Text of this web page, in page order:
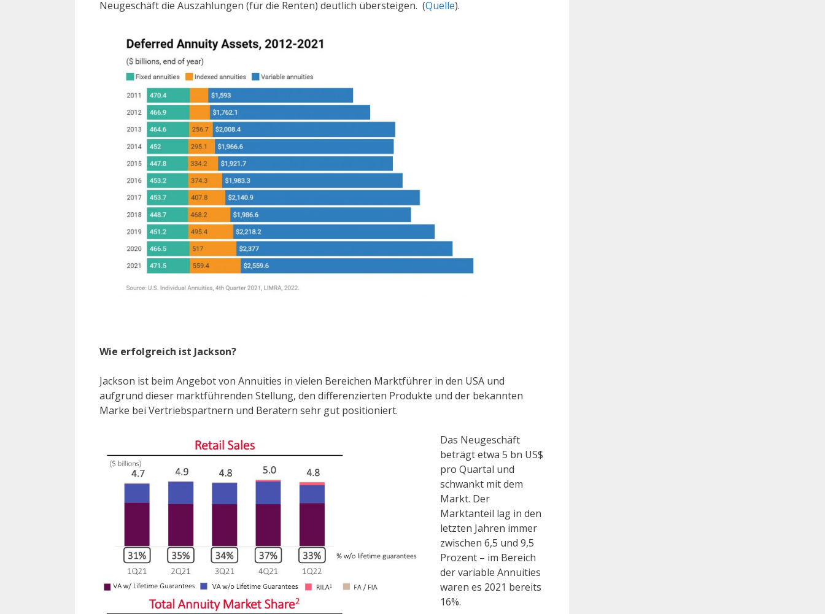
Neugeschäft die Auszahlungen (für die Renten) deutlich übersteigen. (Quelle).
Wie erfolgreich ist Jackson?
Jackson ist beim Angebot von Annuities in vielen Bereichen Marktführer in den USA und
aufgrund dieser marktführenden Stellung, den differenzierten Produkte und der bekannten
Marke bei Vertriebspartnern und Beratern sehr gut positioniert.
Das Neugeschäft
beträgt etwa 5 bn US$
pro Quartal und
schwankt mit dem
Markt. Der
Marktanteil lag in den
letzten Jahren immer
zwischen 6,5 und 9,5
Prozent – im Bereich
der variable Annuities
waren es 2021 bereits
16%.